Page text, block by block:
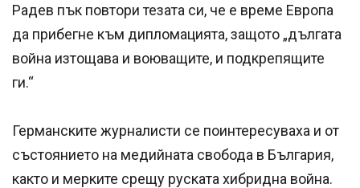
Радев пък повтори тезата си, че е време Европа
да прибегне към дипломацията, защото „дългата
война изтощава и воюващите, и подкрепящите
ги.“
Германските журналисти се поинтересуваха и от
състоянието на медийната свобода в България,
както и мерките срещу руската хибридна война.